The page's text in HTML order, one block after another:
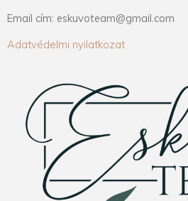
Email cím: eskuvoteam@gmail.com
Adatvédelmi nyilatkozat